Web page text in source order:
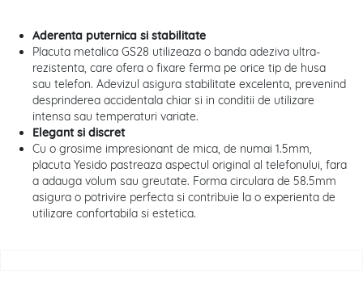
Aderenta puternica si stabilitate
Placuta metalica GS28 utilizeaza o banda adeziva ultra-
rezistenta, care ofera o fixare ferma pe orice tip de husa
sau telefon. Adevizul asigura stabilitate excelenta, prevenind
desprinderea accidentala chiar si in conditii de utilizare
intensa sau temperaturi variate.
Elegant si discret
Cu o grosime impresionant de mica, de numai 1.5mm,
placuta Yesido pastreaza aspectul original al telefonului, fara
a adauga volum sau greutate. Forma circulara de 58.5mm
asigura o potrivire perfecta si contribuie la o experienta de
utilizare confortabila si estetica.